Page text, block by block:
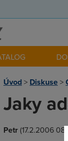
Úvod> Diskuse>
Jaky
Petr(17.2.2006